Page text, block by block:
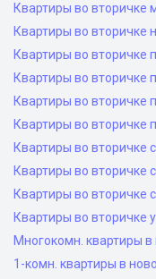
Квартиры во вторичке
Квартиры во вторичке
Квартиры во вторичке
Квартиры во вторичке
Квартиры во вторичке
Квартиры во вторичке
Квартиры во вторичке
Квартиры во вторичке
Квартиры во вторичке
Квартиры во вторичке
Многокомн. квартиры в
1-комн. квартиры в